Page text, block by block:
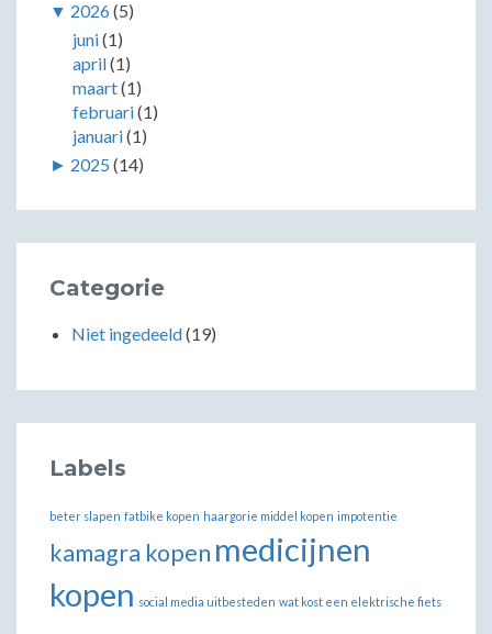
▼ 2026(5)
juni(1)
april(1)
maart(1)
februari(1)
januari(1)
► 2025 (14)
Categorie
Niet ingedeeld(19)
Labels
beter slapen fatbike kopen haargorie middel kopen impotentie
kamagra kopen medicijnen
kopen social media uitbesteden wat kost een elektrische fiets